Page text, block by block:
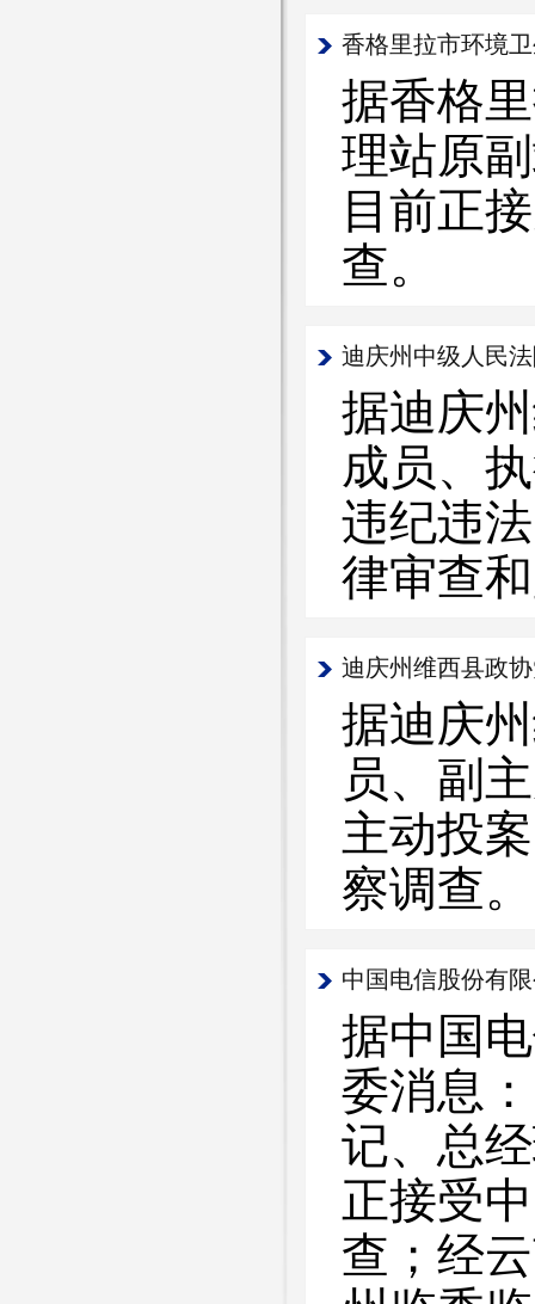
香格里拉市环境
据香格
理站原
目前正
查。
迪庆州中级人民
据迪庆
成员、
违纪违
律审查
迪庆州维西县政
据迪庆
员、副
主动投
察调查。
中国电信股份有
据中国
委消息
记、总
正接受
查；经